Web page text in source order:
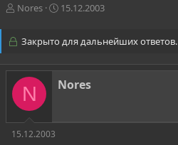
А
о
т
е
ы
Nores
Д
а
а
ч
а
15.12.2003
Закрыто для дальнейших ответов.
N Nores
15.12.2003